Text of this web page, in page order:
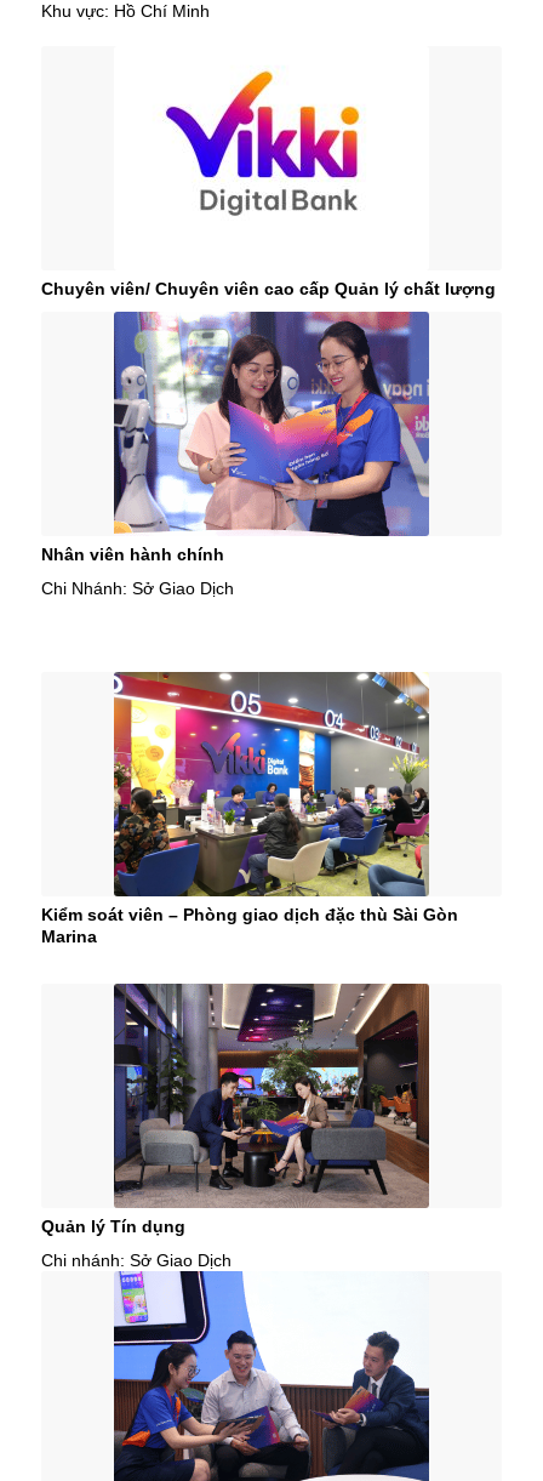
Khu vực: Hồ Chí Minh
Chuyên viên/ Chuyên viên cao cấp Quản lý chất lượng
Nhân viên hành chính
Chi Nhánh: Sở Giao Dịch
Kiểm soát viên – Phòng giao dịch đặc thù Sài Gòn
Marina
Quản lý Tín dụng
Chi nhánh: Sở Giao Dịch